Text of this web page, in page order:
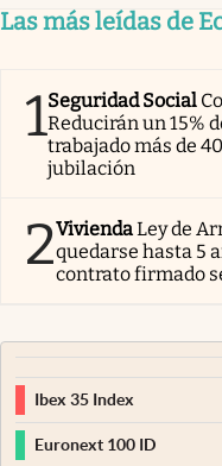
Las más leídas de
1Seguridad Social
Reducirán un 15%
trabajado más de
jubilación
2ViviendaLey de
quedarse hasta 5
contrato firmado
Ibex 35 Index
Euronext 100 ID